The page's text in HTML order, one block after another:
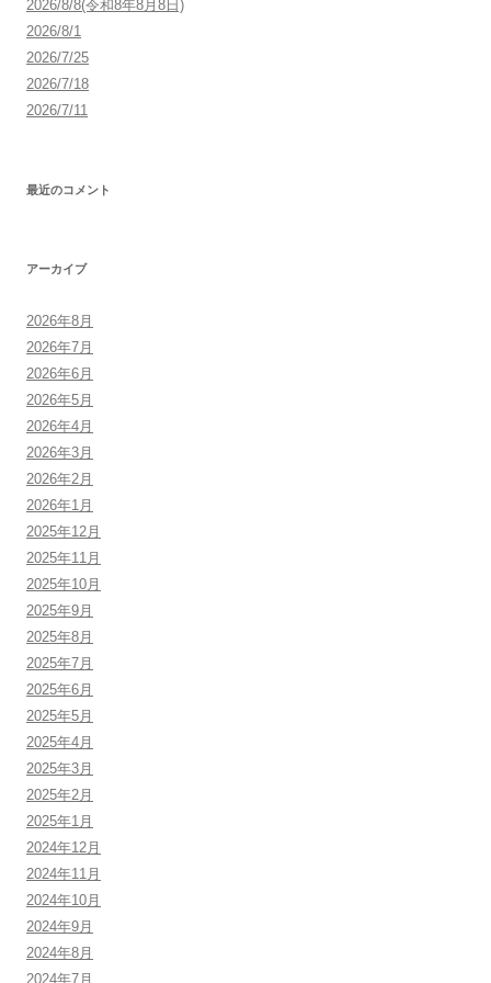
2026/8/8(令和8年8月8日)
2026/8/1
2026/7/25
2026/7/18
2026/7/11
最近のコメント
アーカイブ
2026年8月
2026年7月
2026年6月
2026年5月
2026年4月
2026年3月
2026年2月
2026年1月
2025年12月
2025年11月
2025年10月
2025年9月
2025年8月
2025年7月
2025年6月
2025年5月
2025年4月
2025年3月
2025年2月
2025年1月
2024年12月
2024年11月
2024年10月
2024年9月
2024年8月
2024年7月